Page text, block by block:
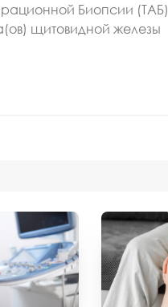
Биопсии (ТАБ)
щитовидной железы